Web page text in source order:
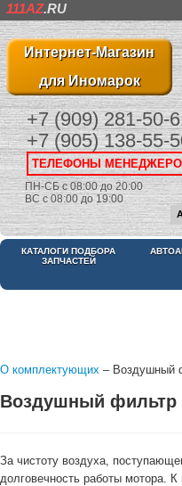
111AZ.RU
Интернет-Магазин
для Иномарок
+7 (909) 281-50-
+7 (905) 138-55-
ТЕЛЕФОНЫ
ПН-СБ с 08:00 до 20:00
ВС с 08:00 до 19:00
КАТАЛОГИ ПОДБОРА
ЗАПЧАСТЕЙ
О комплектующих – Воздушный
Воздушный фильтр
За чистоту воздуха,
долговечность работы мотора.